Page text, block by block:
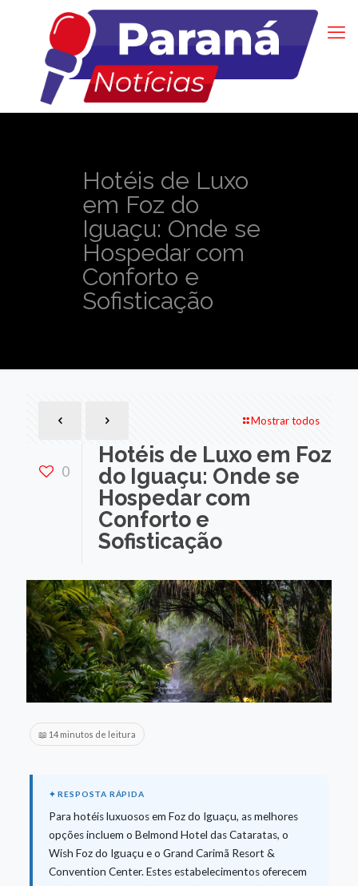
Hotéis de Luxo
em Foz do
Iguaçu: Onde se
Hospedar com
Conforto e
Sofisticação
Mostrar todos
0
Hotéis de Luxo em Foz
do Iguaçu: Onde se
Hospedar com
Conforto e
Sofisticação
📖 14 minutos de leitura
Para hotéis luxuosos em Foz do Iguaçu, as melhores
opções incluem o Belmond Hotel das Cataratas, o
Wish Foz do Iguaçu e o Grand Carimã Resort &
Convention Center. Estes estabelecimentos oferecem